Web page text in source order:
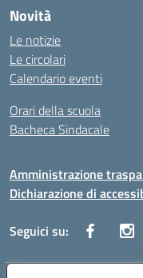
Novità
Le notizie
Le circolari
Calendario eventi
Orari della scuola
Bacheca Sindacale
Amministrazione
Dichiarazione di
Seguici su: